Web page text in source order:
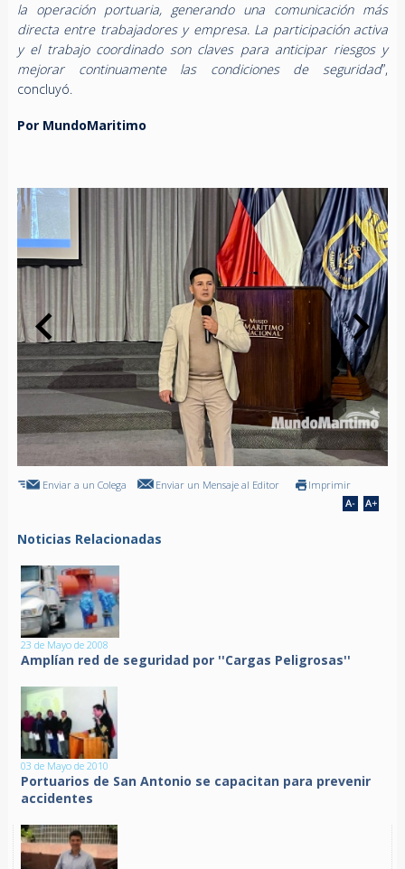
la operación portuaria, generando una comunicación más
directa entre trabajadores y empresa. La participación activa
y el trabajo coordinado son claves para anticipar riesgos y
mejorar continuamente las condiciones de seguridad”,
concluyó.
Por MundoMaritimo
Enviar a un Colega Enviar un Mensaje al Editor Imprimir
Noticias Relacionadas
23 de Mayo de 2008
Amplían red de seguridad por ''Cargas Peligrosas''
03 de Mayo de 2010
Portuarios de San Antonio se capacitan para prevenir
accidentes